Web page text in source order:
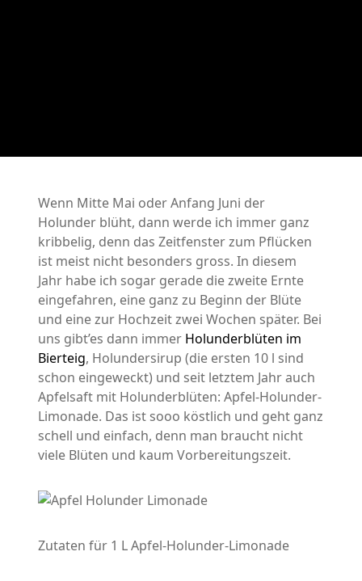
Wenn Mitte Mai oder Anfang Juni der
Holunder blüht, dann werde ich immer ganz
kribbelig, denn das Zeitfenster zum Pflücken
ist meist nicht besonders gross. In diesem
Jahr habe ich sogar gerade die zweite Ernte
eingefahren, eine ganz zu Beginn der Blüte
und eine zur Hochzeit zwei Wochen später. Bei
uns gibt’es dann immer Holunderblüten im
Bierteig, Holundersirup (die ersten 10 l sind
schon eingeweckt) und seit letztem Jahr auch
Apfelsaft mit Holunderblüten: Apfel-Holunder-
Limonade. Das ist sooo köstlich und geht ganz
schell und einfach, denn man braucht nicht
viele Blüten und kaum Vorbereitungszeit.
Zutaten für 1 L Apfel-Holunder-Limonade